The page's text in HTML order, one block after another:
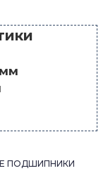
ПОДШИПНИКИ